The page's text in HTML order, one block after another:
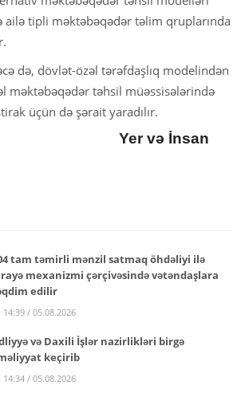
ailə tipli məktəbəqədər təlim qruplarında
də, dövlət-özəl tərəfdaşlıq modelindən
məktəbəqədər təhsil müəssisələrində
üçün də şərait yaradılır.
Yer və İnsan
tam təmirli mənzil satmaq öhdəliyi ilə
mexanizmi çərçivəsində vətəndaşlara
edilir
14:39 / 05.08.2026
və Daxili İşlər nazirlikləri birgə
keçirib
14:34 / 05.08.2026